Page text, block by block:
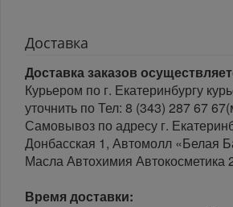
Доставка
Доставка заказов
Курьером по г. Екатеринбургу
уточнить по Тел: 8 (343) 287 67
Самовывоз по адресу г.
Донбасская 1, Автомолл «Белая
Масла Автохимия Автокосметика
Время доставки: